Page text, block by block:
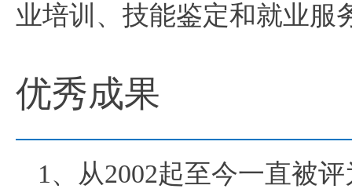
业培训、技能鉴定和就业服
优秀成果
1、从2002起至今一直被